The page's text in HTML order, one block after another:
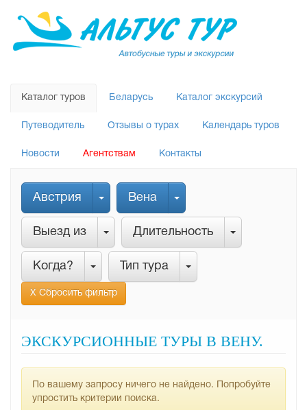
Каталог туров Беларусь Каталог экскурсий
Путеводитель Отзывы о турах Календарь туров
Новости Агентствам Контакты
Австрия Вена
Выезд из Длительность
Когда? Тип тура
Х Сбросить фильтр
ЭКСКУРСИОННЫЕ ТУРЫ В ВЕНУ.
По вашему запросу ничего не найдено. Попробуйте
упростить критерии поиска.